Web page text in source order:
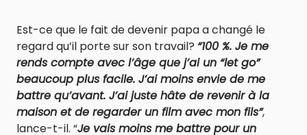
Est-ce que le fait de devenir papa a changé le
regard qu’il porte sur son travail? “100 %. Je me
rends compte avec l’âge que j’ai un “let go”
beaucoup plus facile. J’ai moins envie de me
battre qu’avant. J’ai juste hâte de revenir à la
maison et de regarder un film avec mon fils”,
lance-t-il. “Je vais moins me battre pour un